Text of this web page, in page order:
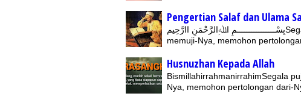
Pengertian Salaf dan Ulama
بِسْــــــــــــــــمِ اﷲِالرَّحْمَنِ اارَّحِيمSegala puji hanya milik Allah Subhanahu wa ta’ala, kita
memuji-Nya, memohon
Husnuzhan Kepada Allah
BismillahirrahmanirrahimSegala
Nya, memohon pertolongan dari-